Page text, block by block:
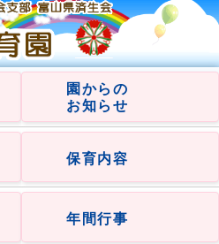
園からの
お知らせ
保育内容
年間行事